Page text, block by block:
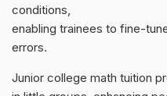
conditions,
enabling trainees tο fine-
errors.
Junior college math tuition